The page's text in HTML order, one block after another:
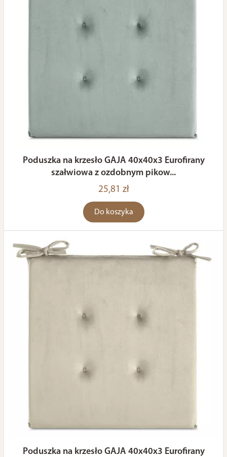
Poduszka na krzesło GAJA 40x40x3 Eurofirany
szałwiowa z ozdobnym pikow...
25,81 zł
Do koszyka
Poduszka na krzesło GAJA 40x40x3 Eurofirany